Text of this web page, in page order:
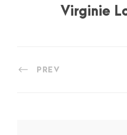
Virginie
PREV